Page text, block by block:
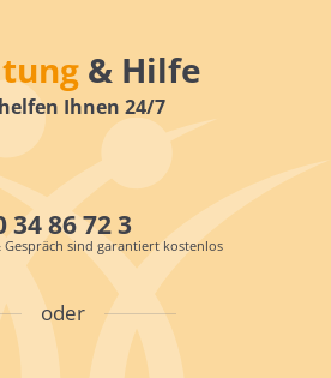
& Hilfe
Ihnen 24/7
34 86 72 3
sind garantiert kostenlos
oder